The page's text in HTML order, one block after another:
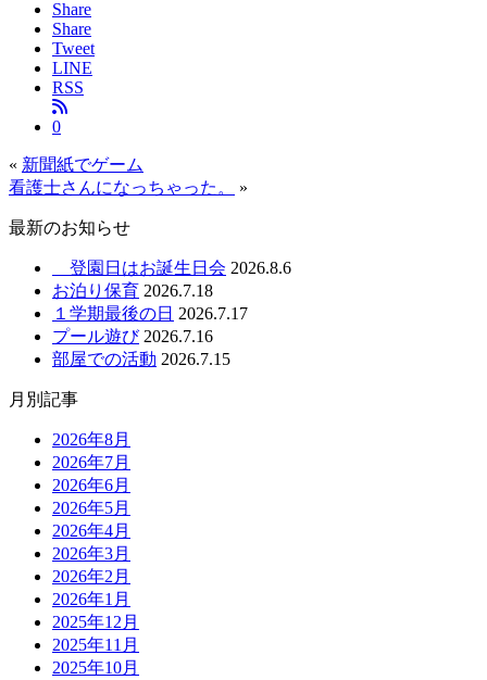
Share
Share
Tweet
LINE
RSS
0
« 新聞紙でゲーム
看護士さんになっちゃった。
»
最新のお知らせ
登園日はお誕生日会 2026.8.6
お泊り保育 2026.7.18
１学期最後の日 2026.7.17
プール遊び 2026.7.16
部屋での活動 2026.7.15
月別記事
2026年8月
2026年7月
2026年6月
2026年5月
2026年4月
2026年3月
2026年2月
2026年1月
2025年12月
2025年11月
2025年10月